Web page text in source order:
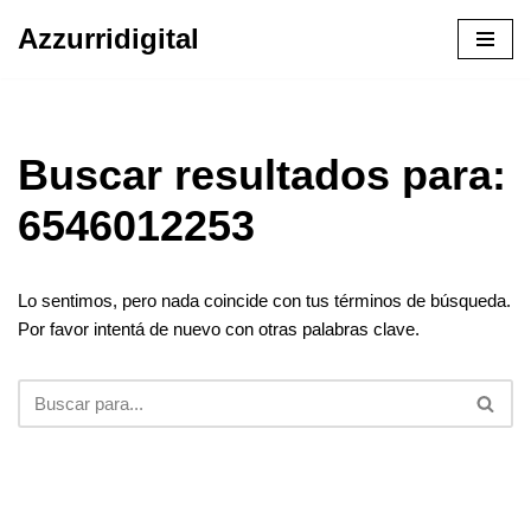
Azzurridigital
Buscar resultados para:
6546012253
Lo sentimos, pero nada coincide con tus términos de búsqueda.
Por favor intentá de nuevo con otras palabras clave.